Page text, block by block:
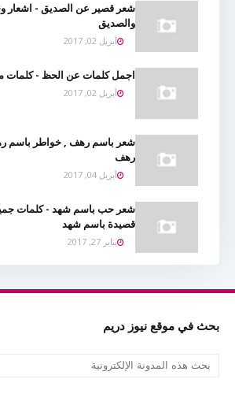
شعر قصير عن الصديق - اشعار
والصديق
أبريل 02, 2017
اجمل كلمات عن الحظ - كلمات
أبريل 02, 2017
شعر باسم رهف , خواطر باسم
رهف
أبريل 04, 2017
شعر حب باسم شهد - كلمات
قصيدة باسم شهد
يناير 27, 2017
بحث في موقع نيوز دريم